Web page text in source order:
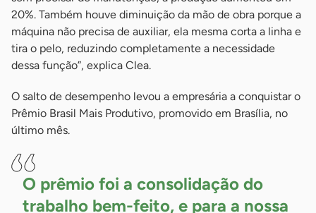
20%. Também houve diminuição da mão de obra porque a
máquina não precisa de auxiliar, ela mesma corta a linha e
tira o pelo, reduzindo completamente a necessidade
dessa função”, explica Clea.
O salto de desempenho levou a empresária a conquistar o
Prêmio Brasil Mais Produtivo, promovido em Brasília, no
último mês.
O prêmio foi a consolidação do
trabalho bem-feito, e para a nossa